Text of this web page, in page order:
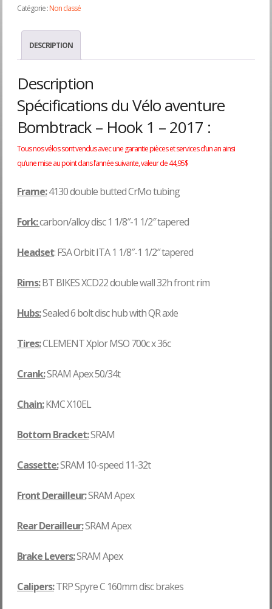
Catégorie :Non classé
DESCRIPTION
Description
Spécifications du Vélo aventure
Bombtrack – Hook 1 – 2017 :
Tous nos vélos sont vendus avec une garantie pièces et services d’un an ainsi
qu’une mise au point dans l’année suivante, valeur de 44,95$
Frame:4130 double butted CrMo tubing
Fork:carbon/alloy disc1 1/8″-1 1/2″ tapered
Headset: FSA Orbit ITA 1 1/8″-1 1/2″ tapered
Rims:BT BIKES XCD22 double wall 32h front rim
Hubs:Sealed 6 bolt disc hub with QR axle
Tires:CLEMENT Xplor MSO 700c x 36c
Crank:SRAM Apex 50/34t
Chain:KMC X10EL
Bottom Bracket:SRAM
Cassette:SRAM 10-speed 11-32t
Front Derailleur:SRAM Apex
Rear Derailleur:SRAM Apex
Brake Levers:SRAM Apex
Calipers:TRP Spyre C 160mm disc brakes